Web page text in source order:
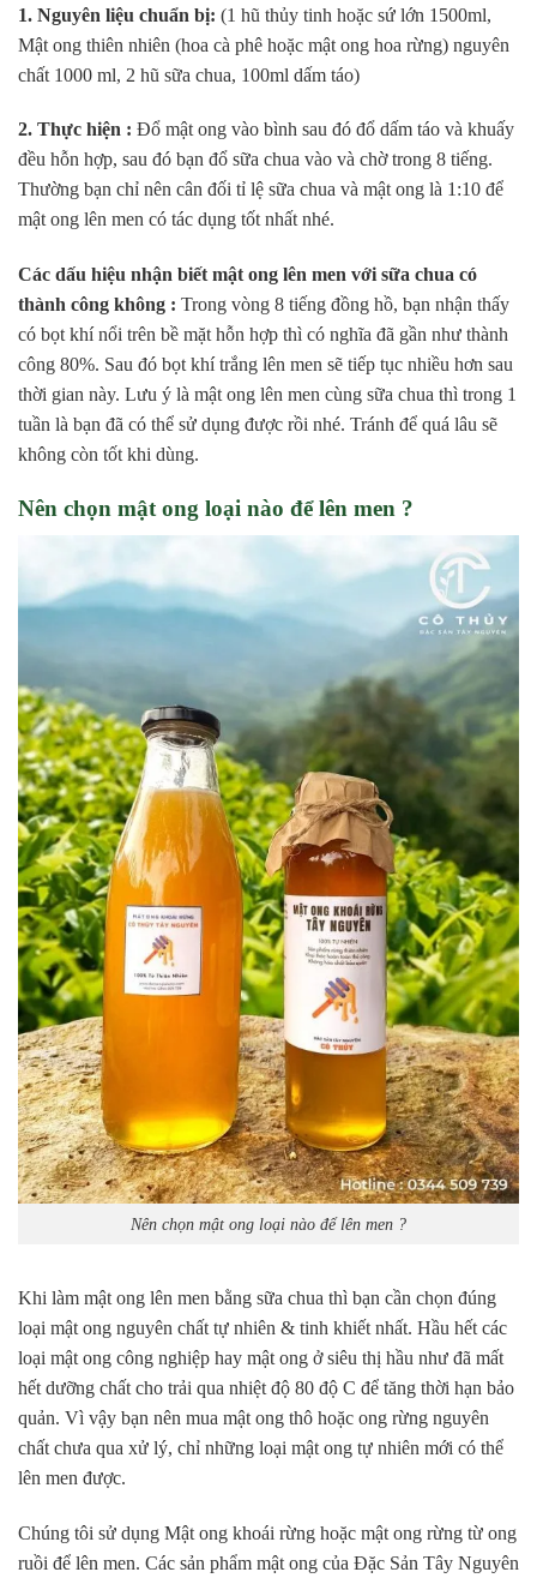
1. Nguyên liệu chuẩn bị: (1 hũ thủy tinh hoặc sứ lớn 1500ml,
Mật ong thiên nhiên (hoa cà phê hoặc mật ong hoa rừng) nguyên
chất 1000 ml, 2 hũ sữa chua, 100ml dấm táo)
2. Thực hiện : Đổ mật ong vào bình sau đó đổ dấm táo và khuấy
đều hỗn hợp, sau đó bạn đổ sữa chua vào và chờ trong 8 tiếng.
Thường bạn chỉ nên cân đối tỉ lệ sữa chua và mật ong là 1:10 để
mật ong lên men có tác dụng tốt nhất nhé.
Các dấu hiệu nhận biết mật ong lên men với sữa chua có
thành công không : Trong vòng 8 tiếng đồng hồ, bạn nhận thấy
có bọt khí nổi trên bề mặt hỗn hợp thì có nghĩa đã gần như thành
công 80%. Sau đó bọt khí trắng lên men sẽ tiếp tục nhiều hơn sau
thời gian này. Lưu ý là mật ong lên men cùng sữa chua thì trong 1
tuần là bạn đã có thể sử dụng được rồi nhé. Tránh để quá lâu sẽ
không còn tốt khi dùng.
Nên chọn mật ong loại nào để lên men ?
Nên chọn mật ong loại nào để lên men ?
Khi làm mật ong lên men bằng sữa chua thì bạn cần chọn đúng
loại mật ong nguyên chất tự nhiên & tinh khiết nhất. Hầu hết các
loại mật ong công nghiệp hay mật ong ở siêu thị hầu như đã mất
hết dưỡng chất cho trải qua nhiệt độ 80 độ C để tăng thời hạn bảo
quản. Vì vậy bạn nên mua mật ong thô hoặc ong rừng nguyên
chất chưa qua xử lý, chỉ những loại mật ong tự nhiên mới có thể
lên men được.
Chúng tôi sử dụng Mật ong khoái rừng hoặc mật ong rừng từ ong
ruồi để lên men. Các sản phẩm mật ong của Đặc Sản Tây Nguyên